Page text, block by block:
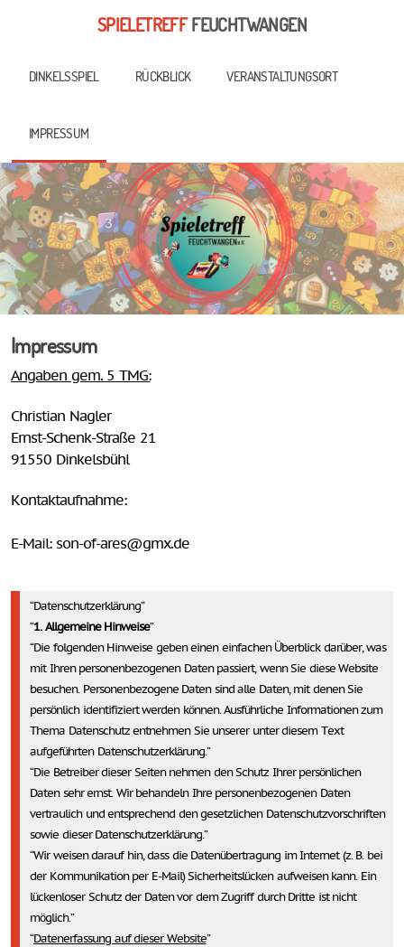
SPIELETREFFFEUCHTWANGEN
DINKELSSPIEL RÜCKBLICK VERANSTALTUNGSORT
IMPRESSUM
Impressum
Angaben gem. 5 TMG:
Christian Nagler
Ernst-Schenk-Straße 21
91550 Dinkelsbühl
Kontaktaufnahme:
E-Mail: son-of-ares@gmx.de
Datenschutz­erklärung
1. Allgemeine Hinweise
Die folgenden Hinweise geben einen einfachen Überblick darüber, was
mit Ihren personenbezogenen Daten passiert, wenn Sie diese Website
besuchen. Personenbezogene Daten sind alle Daten, mit denen Sie
persönlich identifiziert werden können. Ausführliche Informationen zum
Thema Datenschutz entnehmen Sie unserer unter diesem Text
aufgeführten Datenschutzerklärung.
Die Betreiber dieser Seiten nehmen den Schutz Ihrer persönlichen
Daten sehr ernst. Wir behandeln Ihre personenbezogenen Daten
vertraulich und entsprechend den gesetzlichen Datenschutzvorschriften
sowie dieser Datenschutzerklärung.
Wir weisen darauf hin, dass die Datenübertragung im Internet (z. B. bei
der Kommunikation per E-Mail) Sicherheitslücken aufweisen kann. Ein
lückenloser Schutz der Daten vor dem Zugriff durch Dritte ist nicht
möglich.
Datenerfassung auf dieser Website